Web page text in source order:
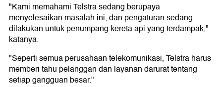
"Kami memahami Telstra sedang berupaya
menyelesaikan masalah ini, dan pengaturan sedang
dilakukan untuk penumpang kereta api yang terdampak,"
katanya.
"Seperti semua perusahaan telekomunikasi, Telstra harus
memberi tahu pelanggan dan layanan darurat tentang
setiap gangguan besar."